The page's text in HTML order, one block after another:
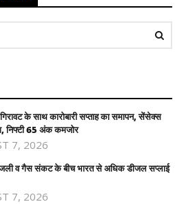
के साथ कारोबारी सप्ताह का समापन, सेंसेक्स
निफ्टी 65 अंक कमजोर
7, 2026
व गैस संकट के बीच भारत से अधिक डीजल सप्लाई
7, 2026